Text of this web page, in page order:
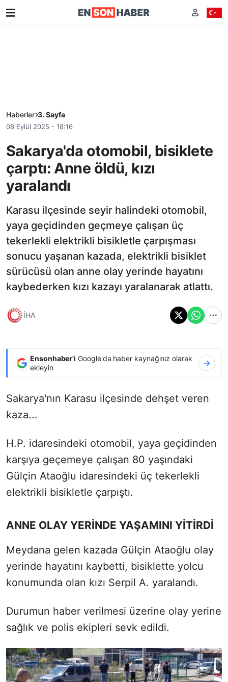
Haberler 3. Sayfa
08 Eylül 2025 - 18:16
Sakarya'da otomobil, bisiklete
çarptı: Anne öldü, kızı
yaralandı
Karasu ilçesinde seyir halindeki otomobil,
yaya geçidinden geçmeye çalışan üç
tekerlekli elektrikli bisikletle çarpışması
sonucu yaşanan kazada, elektrikli bisiklet
sürücüsü olan anne olay yerinde hayatını
kaybederken kızı kazayı yaralanarak atlattı.
İHA
Ensonhaber'i Google'da haber kaynağınız olarak
ekleyin
Sakarya'nın Karasu ilçesinde dehşet veren
kaza...
H.P. idaresindeki otomobil, yaya geçidinden
karşıya geçemeye çalışan 80 yaşındaki
Gülçin Ataoğlu idaresindeki üç tekerlekli
elektrikli bisikletle çarpıştı.
ANNE OLAY YERİNDE YAŞAMINI YİTİRDİ
Meydana gelen kazada Gülçin Ataoğlu olay
yerinde hayatını kaybetti, bisiklette yolcu
konumunda olan kızı Serpil A. yaralandı.
Durumun haber verilmesi üzerine olay yerine
sağlık ve polis ekipleri sevk edildi.